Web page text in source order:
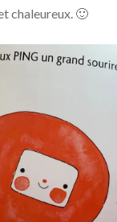
chaleureux. 🙂